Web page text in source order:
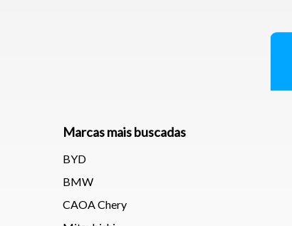
Marcas mais buscadas
BYD
BMW
CAOA Chery